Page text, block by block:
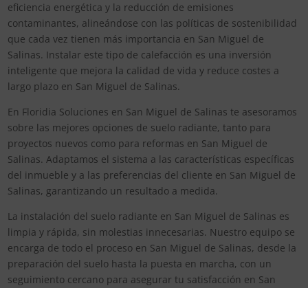
eficiencia energética y la reducción de emisiones
contaminantes, alineándose con las políticas de sostenibilidad
que cada vez tienen más importancia en San Miguel de
Salinas. Instalar este tipo de calefacción es una inversión
inteligente que mejora la calidad de vida y reduce costes a
largo plazo en San Miguel de Salinas.
En Floridia Soluciones en San Miguel de Salinas te asesoramos
sobre las mejores opciones de suelo radiante, tanto para
proyectos nuevos como para reformas en San Miguel de
Salinas. Adaptamos el sistema a las características específicas
del inmueble y a las preferencias del cliente en San Miguel de
Salinas, garantizando un resultado a medida.
La instalación del suelo radiante en San Miguel de Salinas es
limpia y rápida, sin molestias innecesarias. Nuestro equipo se
encarga de todo el proceso en San Miguel de Salinas, desde la
preparación del suelo hasta la puesta en marcha, con un
seguimiento cercano para asegurar tu satisfacción en San